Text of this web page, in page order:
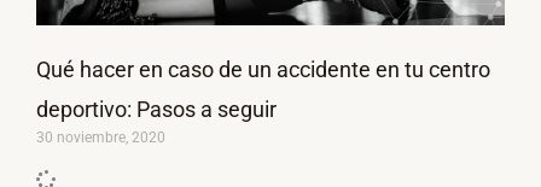
Qué hacer en caso de un accidente en tu centro
deportivo: Pasos a seguir
30 noviembre, 2020